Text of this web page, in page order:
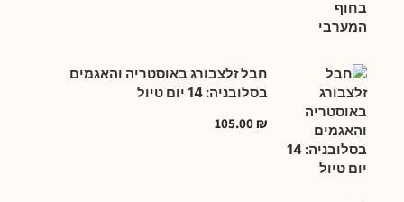
חבל זלצבורג באוסטריה והאגמים
בסלובניה: 14 יום טיול
105.00 ₪